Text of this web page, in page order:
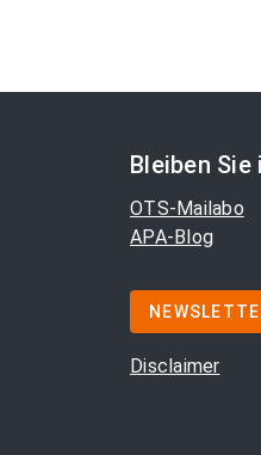
Bleiben
OTS-Mailabo
APA-Blog
Disclaimer